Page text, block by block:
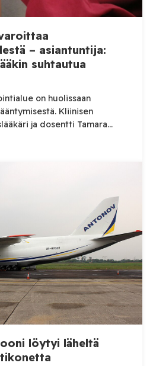
– asiantuntija:
suhtautua
on huolissaan
Kliinisen
ja dosentti Tamara
lisääntynyttä kriittisyyttä
Aluehallituksen jäsen Ville-
tiedotteessa,
on
rokotekriittisyydestä.
rokotteiden
erityisesti […]
löytyi läheltä